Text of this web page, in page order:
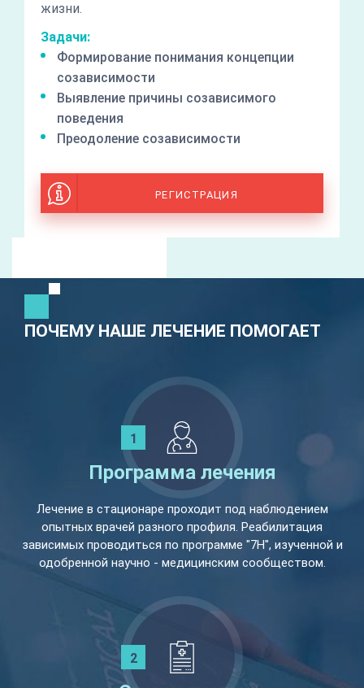
жизни.
Задачи:
Формирование понимания концепции
созависимости
Выявление причины созависимого
поведения
Преодоление созависимости
РЕГИСТРАЦИЯ
ПОЧЕМУ НАШЕ ЛЕЧЕНИЕ ПОМОГАЕТ
Программа лечения
Лечение в стационаре проходит под наблюдением
опытных врачей разного профиля. Реабилитация
зависимых проводиться по программе "7Н", изученной и
одобренной научно - медицинским сообществом.